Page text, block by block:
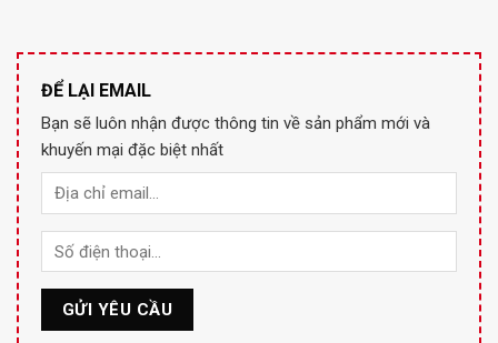
ĐỂ LẠI EMAIL
Bạn sẽ luôn nhận được thông tin về sản phẩm mới và
khuyến mại đặc biệt nhất